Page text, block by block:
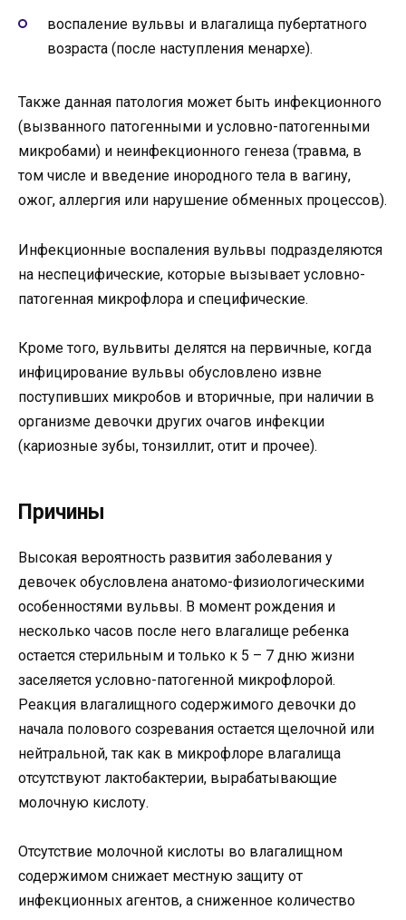
воспаление вульвы и влагалища пубертатного
возраста (после наступления менархе).
Также данная патология может быть инфекционного
(вызванного патогенными и условно-патогенными
микробами) и неинфекционного генеза (травма, в
том числе и введение инородного тела в вагину,
ожог, аллергия или нарушение обменных процессов).
Инфекционные воспаления вульвы подразделяются
на неспецифические, которые вызывает условно-
патогенная микрофлора и специфические.
Кроме того, вульвиты делятся на первичные, когда
инфицирование вульвы обусловлено извне
поступивших микробов и вторичные, при наличии в
организме девочки других очагов инфекции
(кариозные зубы, тонзиллит, отит и прочее).
Причины
Высокая вероятность развития заболевания у
девочек обусловлена анатомо-физиологическими
особенностями вульвы. В момент рождения и
несколько часов после него влагалище ребенка
остается стерильным и только к 5 – 7 дню жизни
заселяется условно-патогенной микрофлорой.
Реакция влагалищного содержимого девочки до
начала полового созревания остается щелочной или
нейтральной, так как в микрофлоре влагалища
отсутствуют лактобактерии, вырабатывающие
молочную кислоту.
Отсутствие молочной кислоты во влагалищном
содержимом снижает местную защиту от
инфекционных агентов, а сниженное количество